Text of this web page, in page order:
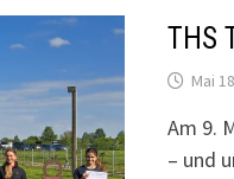
THS
Mai
Am 9.
– und